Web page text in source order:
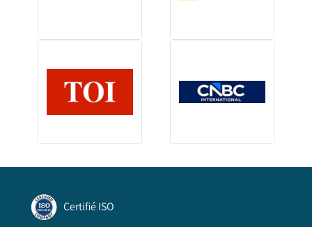
Certifié ISO